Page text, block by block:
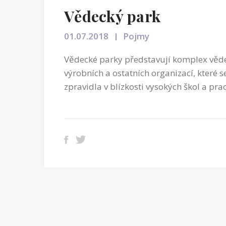
Vědecký park
01.07.2018
Pojmy
Vědecké parky představují komplex
výrobních a ostatních organizací, které
zpravidla v blízkosti vysokých škol a